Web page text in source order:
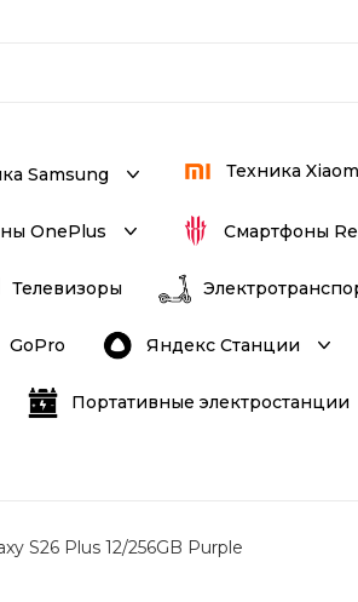
Samsung Техника
OnePlus Смартфоны
Телевизоры
GoPro Яндекс Станции
Портативные электростанции
S26 Plus 12/256GB Purple